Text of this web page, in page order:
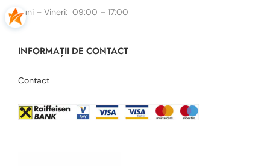
Luni – Vineri: 09:00 – 17:00
INFORMAȚII DE CONTACT
Contact